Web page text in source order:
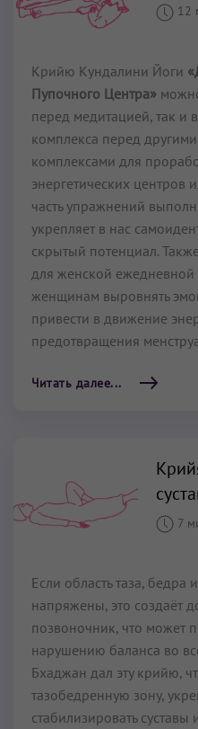
12
Крийю Кундалини Йоги
Пупочного Центра»
перед медитацией, так и
комплекса перед
комплексами для
энергетических центров
часть упражнений
укрепляет в нас
скрытый потенциал.
для женской
женщинам выровнять
привести в движение
предотвращения
Читать далее...
7
Если область таза, бедра
напряжены, это создаёт
позвоночник, что может
нарушению баланса во
Бхаджан дал эту крийю,
тазобедренную зону,
стабилизировать